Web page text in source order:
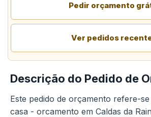
Pedir orçamento
Ver pedidos
Descrição do Pedido de
Este pedido de orçamento refere-
casa - orcamento em Caldas da